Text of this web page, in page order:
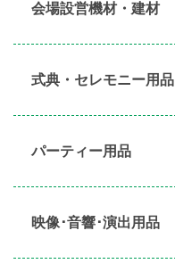
会場設営機材・建材
式典・セレモニー用品
パーティー用品​
映像･音響･演出用品​